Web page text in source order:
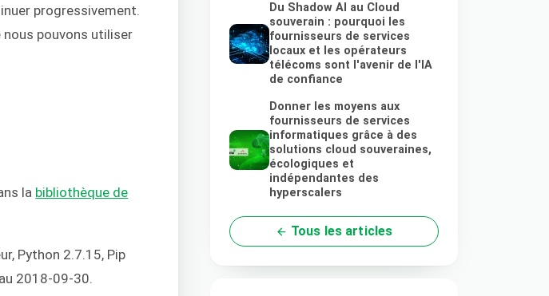
progressivement.
nous pouvons utiliser
la bibliothèque de
Python 2.7.15, Pip
2018-09-30.
Du Shadow AI au Cloud
souverain : pourquoi les
fournisseurs de services
locaux et les opérateurs
télécoms sont l'avenir de l'IA
de confiance
Donner les moyens aux
fournisseurs de services
informatiques grâce à des
solutions cloud souveraines,
écologiques et
indépendantes des
hyperscalers
Tous les articles